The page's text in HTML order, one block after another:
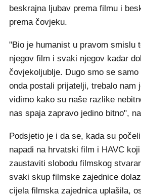
beskrajna ljubav prema filmu i
prema čovjeku.
"Bio je humanist u pravom smislu
njegov film i svaki njegov kadar
čovjekoljublje. Dugo smo se
onda postali prijatelji, trebalo nam
vidimo kako su naše razlike
nas spaja zapravo jedino bitno",
Podsjetio je i da se, kada su
napadi na hrvatski film i HAVC
zaustaviti slobodu filmskog
svaki skup filmske zajednice
cijela filmska zajednica uplašila,